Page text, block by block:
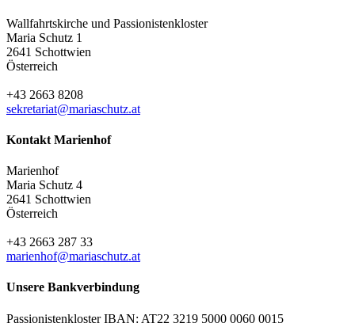
Wallfahrtskirche und Passionistenkloster
Maria Schutz 1
2641 Schottwien
Österreich
+43 2663 8208
sekretariat@mariaschutz.at
Kontakt Marienhof
Marienhof
Maria Schutz 4
2641 Schottwien
Österreich
+43 2663 287 33
marienhof@mariaschutz.at
Unsere Bankverbindung
Passionistenkloster IBAN: AT22 3219 5000 0060 0015